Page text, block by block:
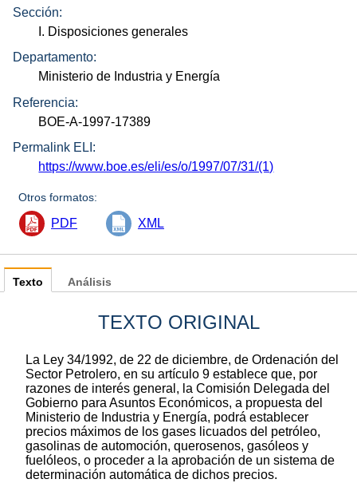
Sección:
I. Disposiciones generales
Departamento:
Ministerio de Industria y Energía
Referencia:
BOE-A-1997-17389
Permalink ELI:
https://www.boe.es/eli/es/o/1997/07/31/(1)
Otros formatos:
PDF XML
Texto
TEXTO ORIGINAL
La Ley 34/1992, de 22 de diciembre, de Ordenación del
Sector Petrolero, en su artículo 9 establece que, por
razones de interés general, la Comisión Delegada del
Gobierno para Asuntos Económicos, a propuesta del
Ministerio de Industria y Energía, podrá establecer
precios máximos de los gases licuados del petróleo,
gasolinas de automoción, querosenos, gasóleos y
fuelóleos, o proceder a la aprobación de un sistema de
determinación automática de dichos precios.
Análisis